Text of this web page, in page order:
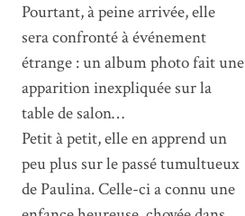
Pourtant, à peine arrivée, elle
sera confronté à événement
étrange : un album photo fait une
apparition inexpliquée sur la
table de salon…
Petit à petit, elle en apprend un
peu plus sur le passé tumultueux
de Paulina. Celle-ci a connu une